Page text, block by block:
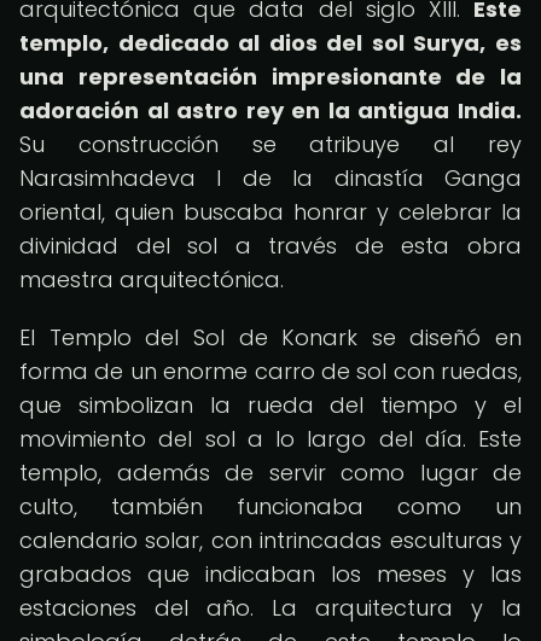
arquitectónica que data del siglo XIII. Este
templo, dedicado al dios del sol Surya, es
una representación impresionante de la
adoración al astro rey en la antigua India.
Su construcción se atribuye al rey
Narasimhadeva I de la dinastía Ganga
oriental, quien buscaba honrar y celebrar la
divinidad del sol a través de esta obra
maestra arquitectónica.
El Templo del Sol de Konark se diseñó en
forma de un enorme carro de sol con ruedas,
que simbolizan la rueda del tiempo y el
movimiento del sol a lo largo del día. Este
templo, además de servir como lugar de
culto, también funcionaba como un
calendario solar, con intrincadas esculturas y
grabados que indicaban los meses y las
estaciones del año. La arquitectura y la